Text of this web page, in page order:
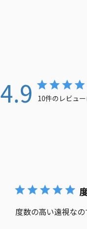
4.9 10件のレビュ
度数の高い遠視なの